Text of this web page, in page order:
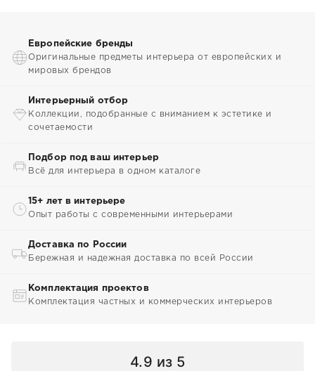
Европейские бренды
Оригинальные предметы интерьера от европейских и
мировых брендов
Интерьерный отбор
Коллекции, подобранные с вниманием к эстетике и
сочетаемости
Подбор под ваш интерьер
Всё для интерьера в одном каталоге
15+ лет в интерьере
Опыт работы с современными интерьерами
Доставка по России
Бережная и надежная доставка по всей России
Комплектация проектов
Комплектация частных и коммерческих интерьеров
4.9 из 5